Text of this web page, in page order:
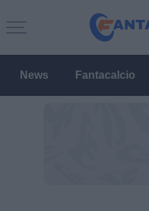
News Fantacalcio